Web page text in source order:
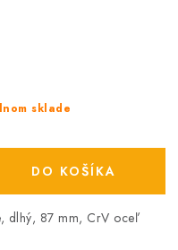
sklade
DO KOŠÍKA
dlhý, 87 mm, CrV oceľ